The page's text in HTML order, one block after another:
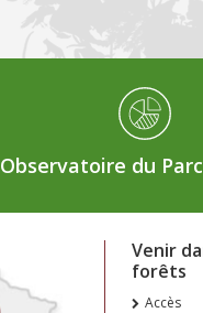
Observatoire du
Venir
forêts
Accès